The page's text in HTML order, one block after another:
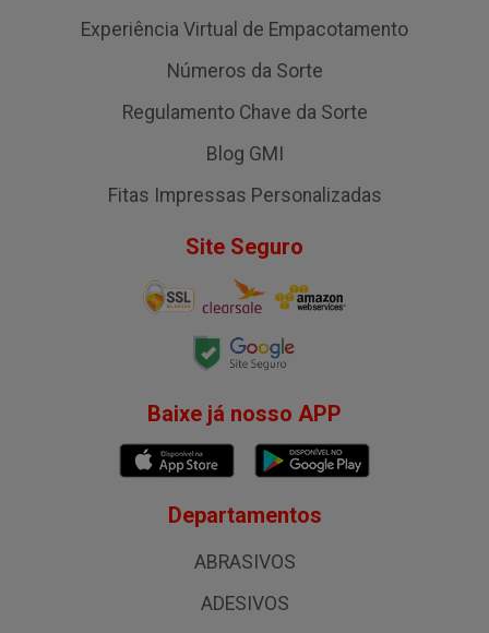
Experiência Virtual de Empacotamento
Números da Sorte
Regulamento Chave da Sorte
Blog GMI
Fitas Impressas Personalizadas
Site Seguro
Baixe já nosso APP
Departamentos
ABRASIVOS
ADESIVOS